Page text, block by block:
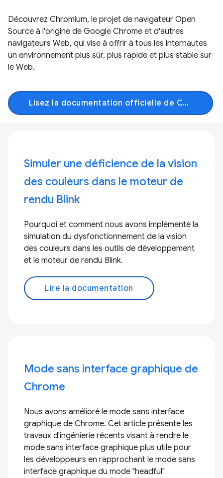
Découvrez Chromium, le projet de navigateur Open
Source à l'origine de Google Chrome et d'autres
navigateurs Web, qui vise à offrir à tous les internautes
un environnement plus sûr, plus rapide et plus stable sur
le Web.
Lisez la documentation officielle de Chromium
Simuler une déficience de la vision
des couleurs dans le moteur de
rendu Blink
Pourquoi et comment nous avons implémenté la
simulation du dysfonctionnement de la vision
des couleurs dans les outils de développement
et le moteur de rendu Blink.
Lire la documentation
Mode sans interface graphique de
Chrome
Nous avons amélioré le mode sans interface
graphique de Chrome. Cet article présente les
travaux d'ingénierie récents visant à rendre le
mode sans interface graphique plus utile pour
les développeurs en rapprochant le mode sans
interface graphique du mode "headful"